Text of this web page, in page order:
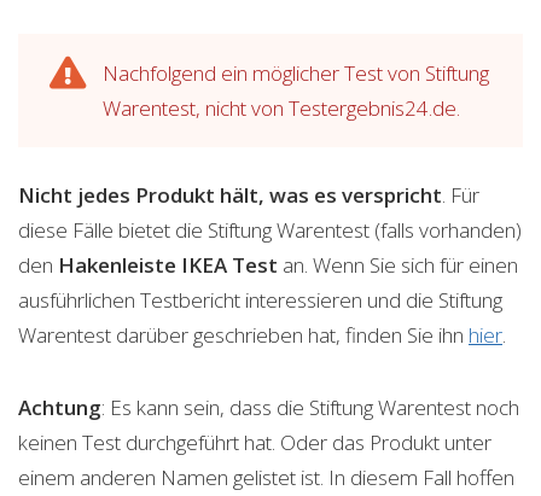
Nachfolgend ein möglicher Test von Stiftung
Warentest, nicht von Testergebnis24.de.
Nicht jedes Produkt hält, was es verspricht. Für
diese Fälle bietet die Stiftung Warentest (falls vorhanden)
den Hakenleiste IKEA Test an. Wenn Sie sich für einen
ausführlichen Testbericht interessieren und die Stiftung
Warentest darüber geschrieben hat, finden Sie ihn hier.
Achtung: Es kann sein, dass die Stiftung Warentest noch
keinen Test durchgeführt hat. Oder das Produkt unter
einem anderen Namen gelistet ist. In diesem Fall hoffen